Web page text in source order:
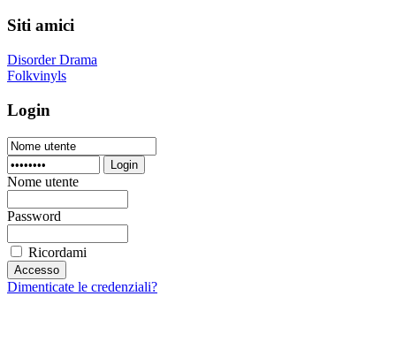
Siti amici
Disorder Drama
Folkvinyls
Login
Login
Nome utente
Password
Ricordami
Dimenticate le credenziali?